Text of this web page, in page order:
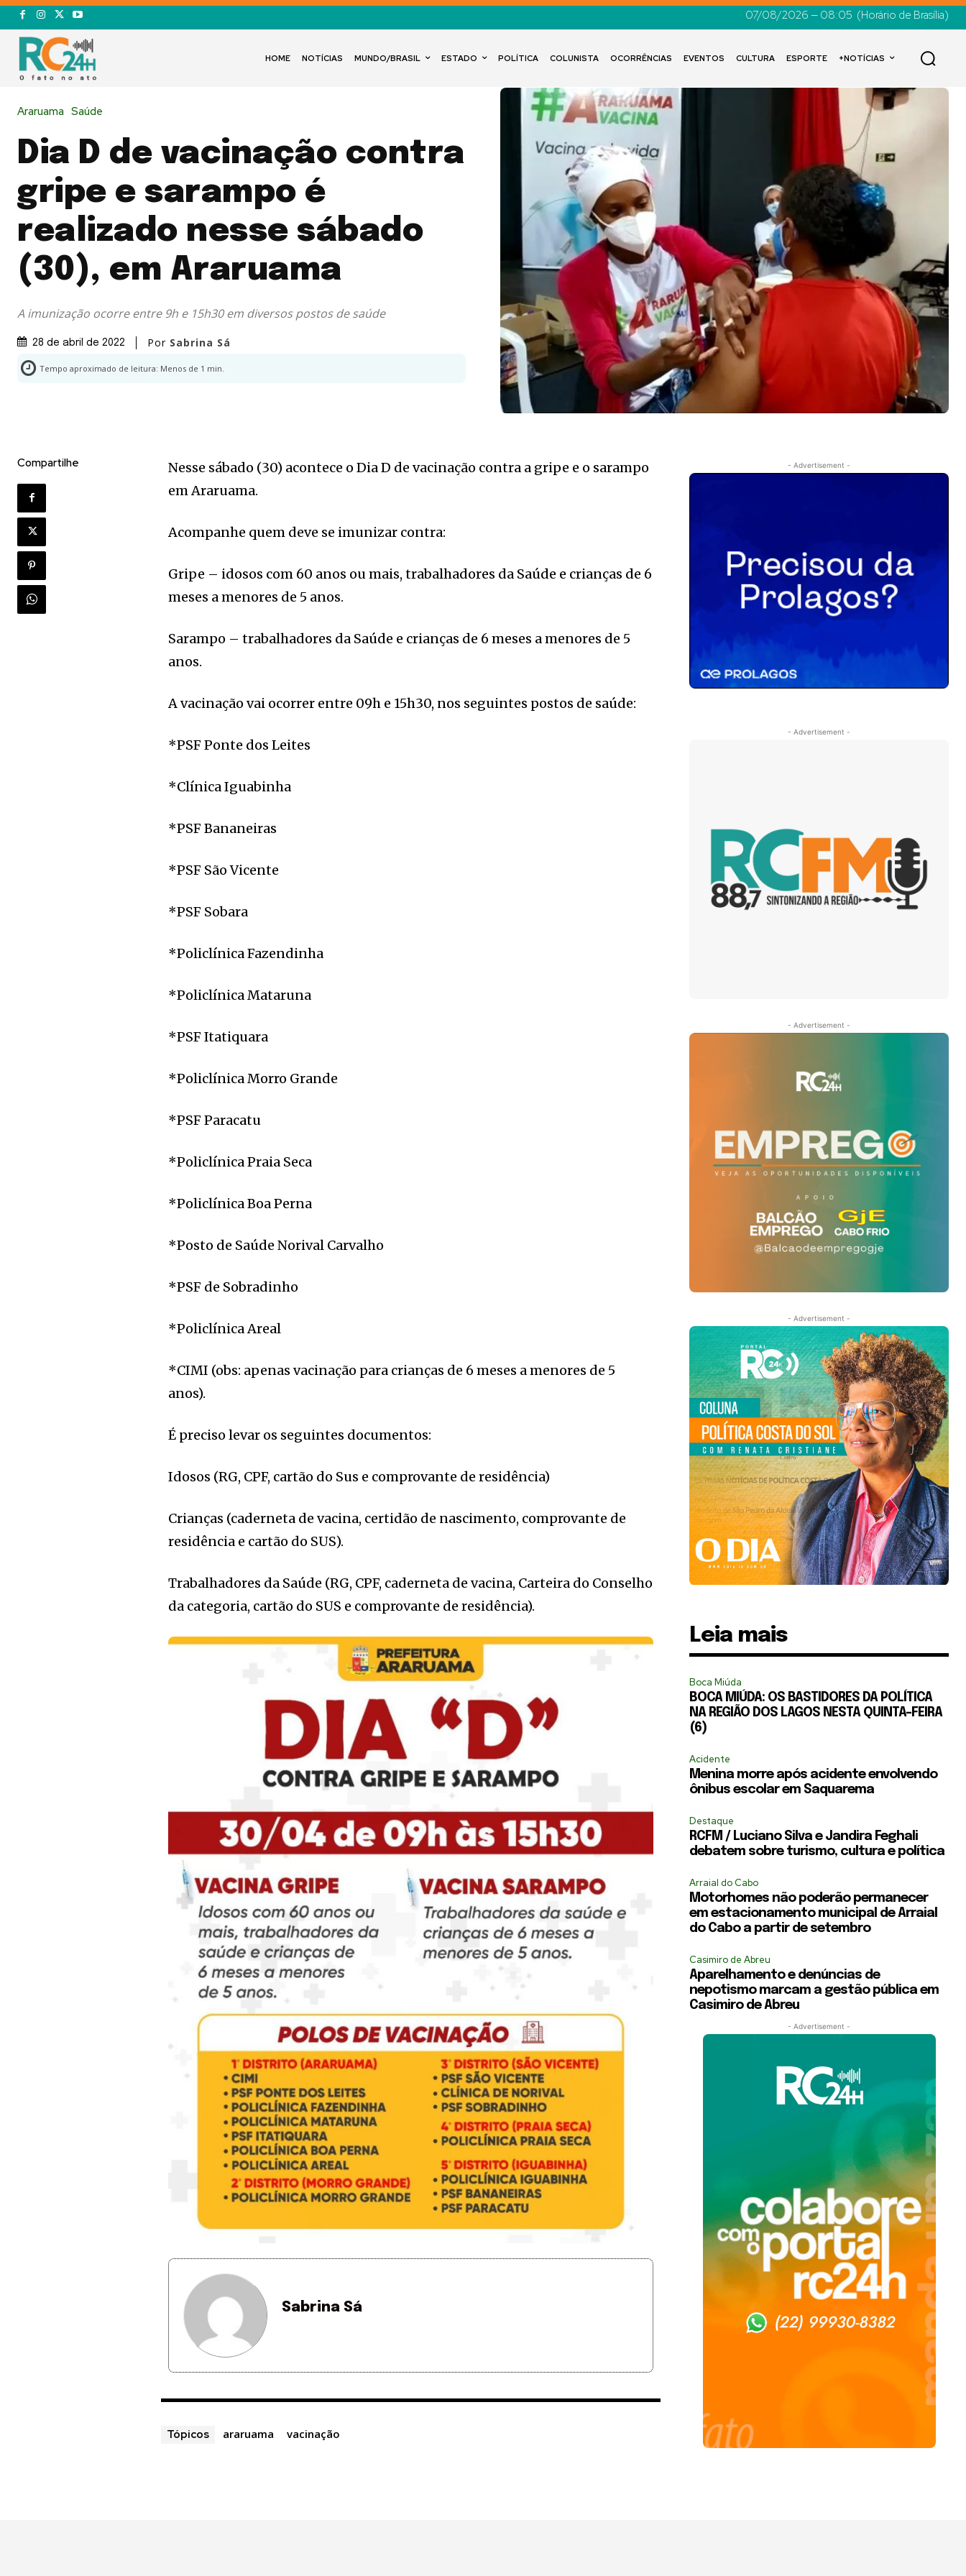
07/08/2026 — 08:05 (Horário de Brasília)
HOME NOTÍCIAS MUNDO/BRASIL ESTADO POLÍTICA COLUNISTA OCORRÊNCIAS EVENTOS CULTURA ESPORTE +NOTÍCIAS
Araruama Saúde
Dia D de vacinação contra
gripe e sarampo é
realizado nesse sábado
(30), em Araruama
A imunização ocorre entre 9h e 15h30 em diversos postos de saúde
28 de abril de 2022 Por Sabrina Sá
Tempo aproximado de leitura: Menos de 1 min.
Compartilhe
Nesse sábado (30) acontece o Dia D de vacinação contra a gripe e o sarampo
em Araruama.
Acompanhe quem deve se imunizar contra:
Gripe – idosos com 60 anos ou mais, trabalhadores da Saúde e crianças de 6
meses a menores de 5 anos.
Sarampo – trabalhadores da Saúde e crianças de 6 meses a menores de 5
anos.
A vacinação vai ocorrer entre 09h e 15h30, nos seguintes postos de saúde:
*PSF Ponte dos Leites
*Clínica Iguabinha
*PSF Bananeiras
*PSF São Vicente
*PSF Sobara
*Policlínica Fazendinha
*Policlínica Mataruna
*PSF Itatiquara
*Policlínica Morro Grande
*PSF Paracatu
*Policlínica Praia Seca
*Policlínica Boa Perna
*Posto de Saúde Norival Carvalho
*PSF de Sobradinho
*Policlínica Areal
*CIMI (obs: apenas vacinação para crianças de 6 meses a menores de 5
anos).
É preciso levar os seguintes documentos:
Idosos (RG, CPF, cartão do Sus e comprovante de residência)
Crianças (caderneta de vacina, certidão de nascimento, comprovante de
residência e cartão do SUS).
Trabalhadores da Saúde (RG, CPF, caderneta de vacina, Carteira do Conselho
da categoria, cartão do SUS e comprovante de residência).
Sabrina Sá
Tópicos araruama vacinação
- Advertisement -
- Advertisement -
- Advertisement -
- Advertisement -
Leia mais
Boca Miúda
BOCA MIÚDA: OS BASTIDORES DA POLÍTICA
NA REGIÃO DOS LAGOS NESTA QUINTA-FEIRA
(6)
Acidente
Menina morre após acidente envolvendo
ônibus escolar em Saquarema
Destaque
RCFM / Luciano Silva e Jandira Feghali
debatem sobre turismo, cultura e política
Arraial do Cabo
Motorhomes não poderão permanecer
em estacionamento municipal de Arraial
do Cabo a partir de setembro
Casimiro de Abreu
Aparelhamento e denúncias de
nepotismo marcam a gestão pública em
Casimiro de Abreu
- Advertisement -